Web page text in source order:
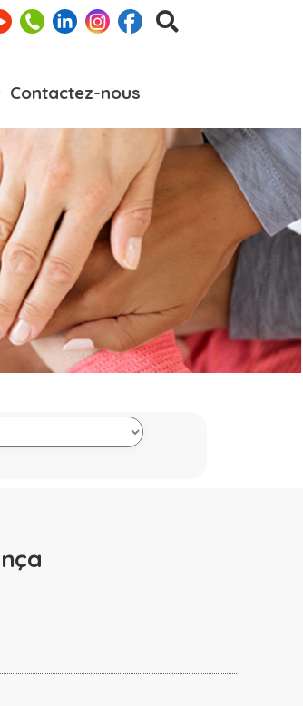
Contactez-nous